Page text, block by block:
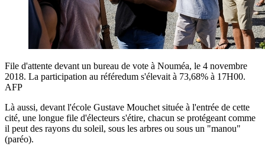
File d'attente devant un bureau de vote à Nouméa, le 4 novembre
2018. La participation au référedum s'élevait à 73,68% à 17H00.
AFP
Là aussi, devant l'école Gustave Mouchet située à l'entrée de cette
cité, une longue file d'électeurs s'étire, chacun se protégeant comme
il peut des rayons du soleil, sous les arbres ou sous un "manou"
(paréo).